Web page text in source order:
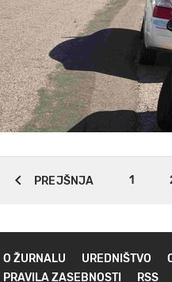
PREJŠNJA 1
O ŽURNALU UREDNIŠTVO
PRAVILA ZASEBNOSTI
RSS